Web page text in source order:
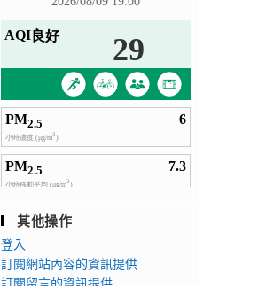
其他操作
登入
訂閱網站內容的資訊提供